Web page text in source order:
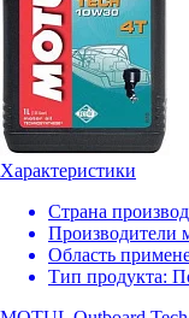
Характеристики
Страна
Производители
Область
Тип продукта: